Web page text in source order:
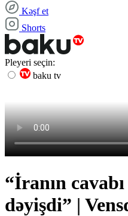
Kəşf et
Shorts
Pleyeri seçin:
baku tv
“İranın
dəyişdi” |